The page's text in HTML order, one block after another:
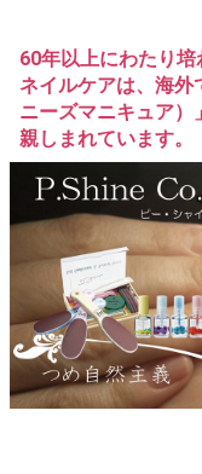
60年以上にわたり
ネイルケアは、海
ニーズマニキュア）
親しまれています。